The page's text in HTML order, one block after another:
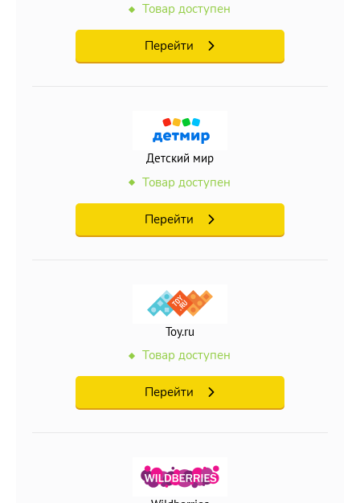
Товар доступен
Перейти
Детский мир
Товар доступен
Перейти
Toy.ru
Товар доступен
Перейти